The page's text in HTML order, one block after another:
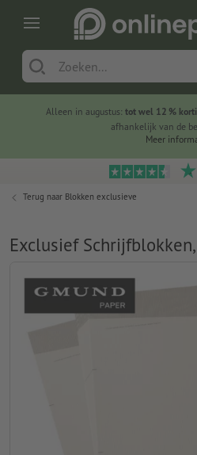
Alleen in augustus: tot wel 12 %
afhankelijk van de
Meer
Terug naar Blokken exclusieve
Exclusief